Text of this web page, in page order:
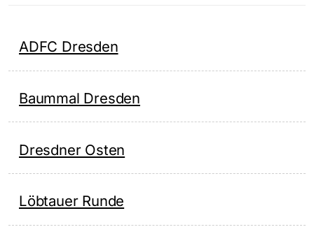
ADFC Dresden
Baummal Dresden
Dresdner Osten
Löbtauer Runde